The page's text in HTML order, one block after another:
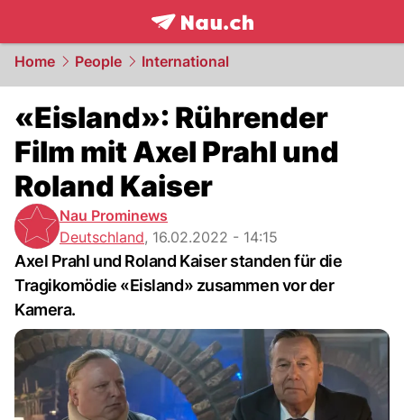
frontpage.NAU.ch
Home People International
«Eisland»: Rührender
Film mit Axel Prahl und
Roland Kaiser
Nau Prominews
Deutschland, 16.02.2022 - 14:15
Axel Prahl und Roland Kaiser standen für die
Tragikomödie «Eisland» zusammen vor der
Kamera.